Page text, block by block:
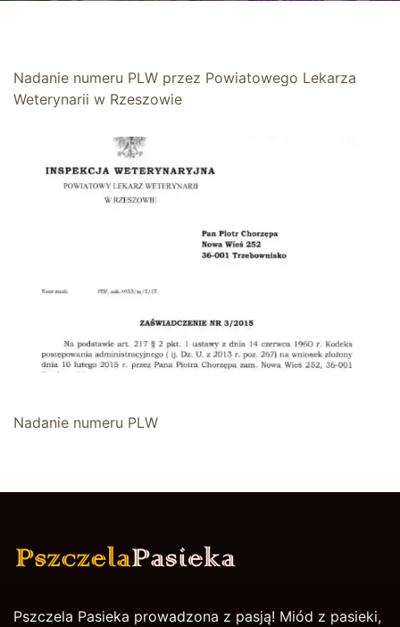
Nadanie numeru PLW przez Powiatowego Lekarza
Weterynarii w Rzeszowie
Nadanie numeru PLW
Pszczela Pasieka prowadzona z pasją! Miód z pasieki,